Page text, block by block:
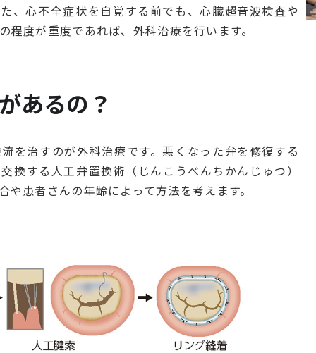
、心不全症状を自覚する前でも、心臓超音波検査や
程度が重度であれば、外科治療を行います。
あるの？
を治すのが外科治療です。悪くなった弁を修復する
換する人工弁置換術（じんこうべんちかんじゅつ）
患者さんの年齢によって方法を考えます。